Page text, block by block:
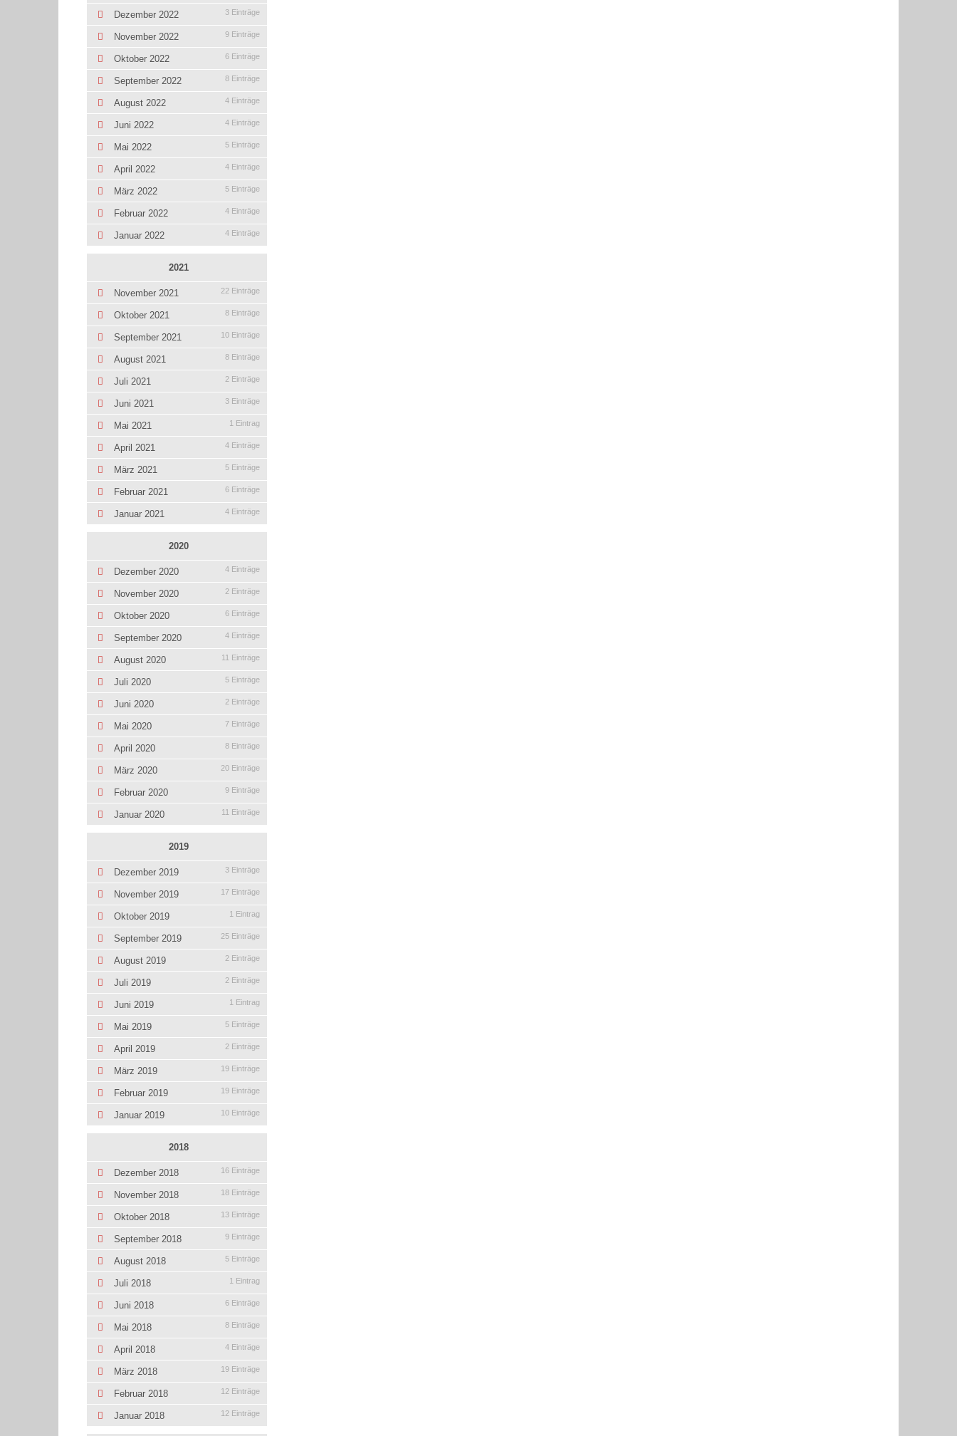
Dezember 2022 3 Einträge
November 2022 9 Einträge
Oktober 2022 6 Einträge
September 2022 8 Einträge
August 2022 4 Einträge
Juni 2022 4 Einträge
Mai 2022 5 Einträge
April 2022 4 Einträge
März 2022 5 Einträge
Februar 2022 4 Einträge
Januar 2022 4 Einträge
2021
November 2021 22 Einträge
Oktober 2021 8 Einträge
September 2021 10 Einträge
August 2021 8 Einträge
Juli 2021 2 Einträge
Juni 2021 3 Einträge
Mai 2021 1 Eintrag
April 2021 4 Einträge
März 2021 5 Einträge
Februar 2021 6 Einträge
Januar 2021 4 Einträge
2020
Dezember 2020 4 Einträge
November 2020 2 Einträge
Oktober 2020 6 Einträge
September 2020 4 Einträge
August 2020 11 Einträge
Juli 2020 5 Einträge
Juni 2020 2 Einträge
Mai 2020 7 Einträge
April 2020 8 Einträge
März 2020 20 Einträge
Februar 2020 9 Einträge
Januar 2020 11 Einträge
2019
Dezember 2019 3 Einträge
November 2019 17 Einträge
Oktober 2019 1 Eintrag
September 2019 25 Einträge
August 2019 2 Einträge
Juli 2019 2 Einträge
Juni 2019 1 Eintrag
Mai 2019 5 Einträge
April 2019 2 Einträge
März 2019 19 Einträge
Februar 2019 19 Einträge
Januar 2019 10 Einträge
2018
Dezember 2018 16 Einträge
November 2018 18 Einträge
Oktober 2018 13 Einträge
September 2018 9 Einträge
August 2018 5 Einträge
Juli 2018 1 Eintrag
Juni 2018 6 Einträge
Mai 2018 8 Einträge
April 2018 4 Einträge
März 2018 19 Einträge
Februar 2018 12 Einträge
Januar 2018 12 Einträge